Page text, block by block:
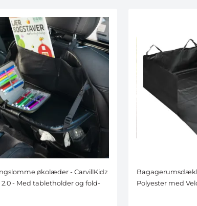
økolæder - CarvillKidz
- Med tabletholder og fold-
Polyester med
Deltag i
til
*Når du tilmelder
tilmeldt vores